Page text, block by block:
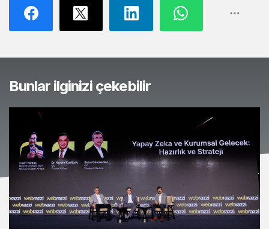
Bunlar ilginizi çekebilir